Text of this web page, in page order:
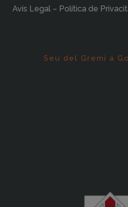
Avís Legal – Política de
Seu del Gremi a